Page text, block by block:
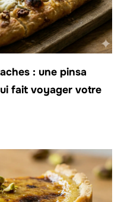
: une pinsa
fait voyager votre